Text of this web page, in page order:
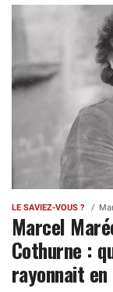
LE SAVIEZ-VOUS ?
Marcel
Cothurne :
rayonnait